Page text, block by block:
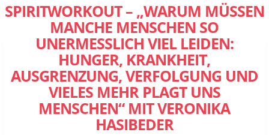
SPIRITWORKOUT – „WARUM MÜSSEN
MANCHE MENSCHEN SO
UNERMESSLICH VIEL LEIDEN:
HUNGER, KRANKHEIT,
AUSGRENZUNG, VERFOLGUNG UND
VIELES MEHR PLAGT UNS
MENSCHEN“ MIT VERONIKA
HASIBEDER